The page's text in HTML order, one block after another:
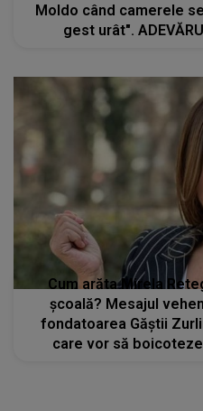
Moldo când camerele
gest urât".
Cum arăta Mirela
școală? Mesajul
fondatoarea Găștii
care vor să